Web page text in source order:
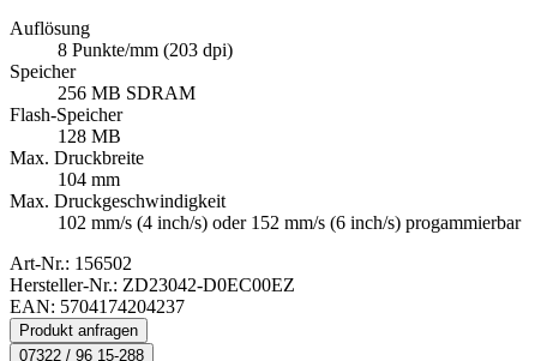
Auflösung
8 Punkte/mm (203 dpi)
Speicher
256 MB SDRAM
Flash-Speicher
128 MB
Max. Druckbreite
104 mm
Max. Druckgeschwindigkeit
102 mm/s (4 inch/s) oder 152 mm/s (6 inch/s) progammierbar
Art-Nr.: 156502
Hersteller-Nr.: ZD23042-D0EC00EZ
EAN: 5704174204237
Produkt anfragen
07322 / 96 15-288